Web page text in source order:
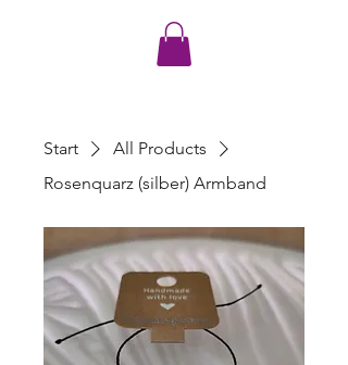
Start
All Products
Rosenquarz (silber) Armband